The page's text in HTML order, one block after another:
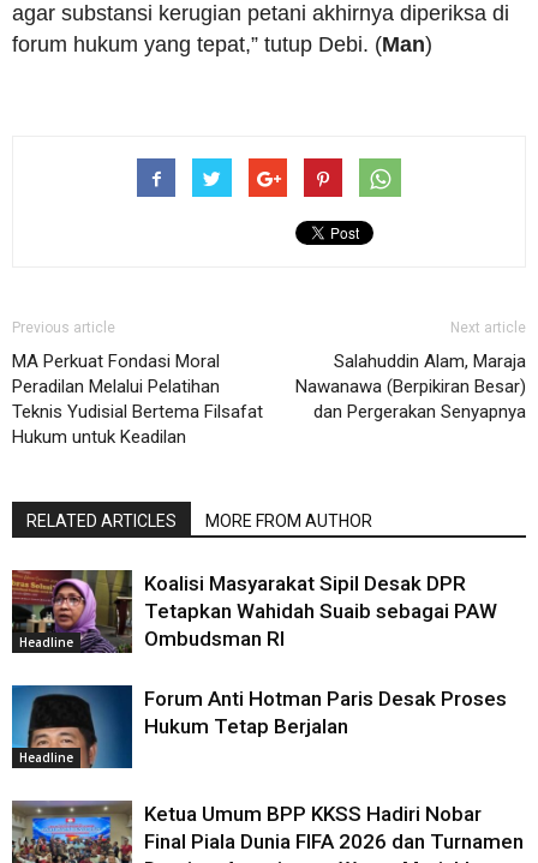
agar substansi kerugian petani akhirnya diperiksa di
forum hukum yang tepat,” tutup Debi. (Man)
Previous article
MA Perkuat Fondasi Moral
Peradilan Melalui Pelatihan
Teknis Yudisial Bertema Filsafat
Hukum untuk Keadilan
Next article
Salahuddin Alam, Maraja
Nawanawa (Berpikiran Besar)
dan Pergerakan Senyapnya
RELATED ARTICLES MORE FROM AUTHOR
Headline
Koalisi Masyarakat Sipil Desak DPR
Tetapkan Wahidah Suaib sebagai PAW
Ombudsman RI
Headline
Forum Anti Hotman Paris Desak Proses
Hukum Tetap Berjalan
Ketua Umum BPP KKSS Hadiri Nobar
Final Piala Dunia FIFA 2026 dan Turnamen